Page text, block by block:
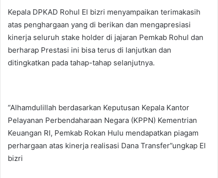
Kepala DPKAD Rohul El bizri menyampaikan terimakasih
atas penghargaan yang di berikan dan mengapresiasi
kinerja seluruh stake holder di jajaran Pemkab Rohul dan
berharap Prestasi ini bisa terus di lanjutkan dan
ditingkatkan pada tahap-tahap selanjutnya.
“Alhamdulillah berdasarkan Keputusan Kepala Kantor
Pelayanan Perbendaharaan Negara (KPPN) Kementrian
Keuangan RI, Pemkab Rokan Hulu mendapatkan piagam
perhargaan atas kinerja realisasi Dana Transfer”ungkap El
bizri